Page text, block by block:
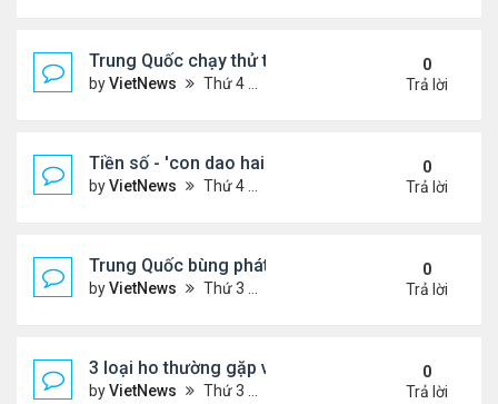
Trung Quốc chạy thử tàu đệm từ treo ngược
byVietNews Thứ 4 Tháng 8 10, 2022 3:01 pm
0
Trả lời
Tiền số - 'con dao hai lưỡi' với các nước đang
byVietNews Thứ 4 Tháng 8 10, 2022 2:19 pm
0
Trả lời
Trung Quốc bùng phát loại virus mới
byVietNews Thứ 3 Tháng 8 09, 2022 10:10 am
0
Trả lời
3 loại ho thường gặp và cách khắc phục
byVietNews Thứ 3 Tháng 8 09, 2022 9:58 am
0
Trả lời